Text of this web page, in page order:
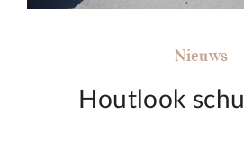
Nieuws
Houtlook